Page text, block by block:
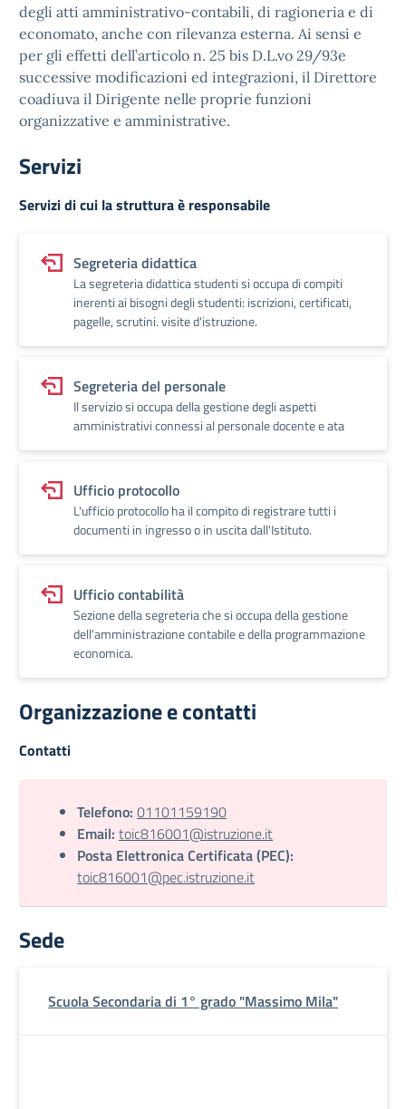
degli atti amministrativo-contabili, di ragioneria e di
economato, anche con rilevanza esterna. Ai sensi e
per gli effetti dell’articolo n. 25 bis D.L.vo 29/93e
successive modificazioni ed integrazioni, il Direttore
coadiuva il Dirigente nelle proprie funzioni
organizzative e amministrative.
Servizi
Servizi di cui la struttura è responsabile
Segreteria didattica
La segreteria didattica studenti si occupa di compiti
inerenti ai bisogni degli studenti: iscrizioni, certificati,
pagelle, scrutini. visite d'istruzione.
Segreteria del personale
Il servizio si occupa della gestione degli aspetti
amministrativi connessi al personale docente e ata
Ufficio protocollo
L'ufficio protocollo ha il compito di registrare tutti i
documenti in ingresso o in uscita dall'Istituto.
Ufficio contabilità
Sezione della segreteria che si occupa della gestione
dell'amministrazione contabile e della programmazione
economica.
Organizzazione e contatti
Contatti
Telefono: 01101159190
Email: toic816001@istruzione.it
Posta Elettronica Certificata (PEC):
toic816001@pec.istruzione.it
Sede
Scuola Secondaria di 1° grado "Massimo Mila"